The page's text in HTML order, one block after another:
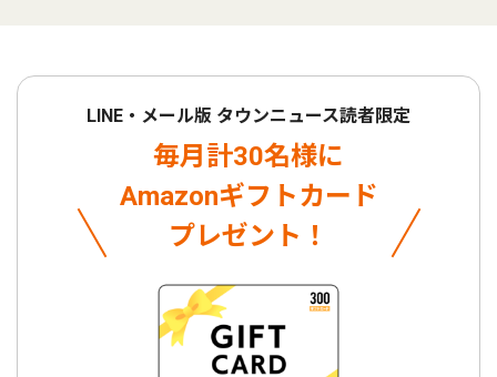
LINE・メール版 タウンニュース読者限定
毎月計30名様に
Amazonギフトカード
プレゼント！